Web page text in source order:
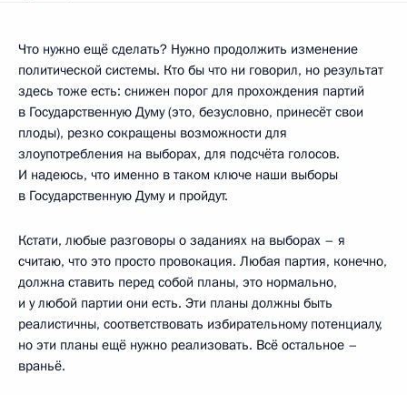
Что нужно ещё сделать? Нужно продолжить изменение
политической системы. Кто бы что ни говорил, но результат
здесь тоже есть: снижен порог для прохождения партий
в Государственную Думу (это, безусловно, принесёт свои
плоды), резко сокращены возможности для
злоупотребления на выборах, для подсчёта голосов.
И надеюсь, что именно в таком ключе наши выборы
в Государственную Думу и пройдут.
Кстати, любые разговоры о заданиях на выборах – я
считаю, что это просто провокация. Любая партия, конечно,
должна ставить перед собой планы, это нормально,
и у любой партии они есть. Эти планы должны быть
реалистичны, соответствовать избирательному потенциалу,
но эти планы ещё нужно реализовать. Всё остальное –
враньё.